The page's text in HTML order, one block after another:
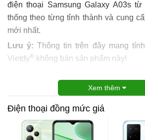
điện thoại Samsung Galaxy A03s
thống theo từng tỉnh thành và cung
mới nhất.
Lưu ý: Thông tin trên đây mang
Vietdy® không bán sản phẩm này!
Xem thêm
Điện thoại đồng mức giá